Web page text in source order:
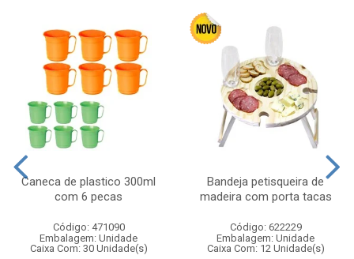
Caneca de plastico 300ml
com 6 pecas
Código: 471090
Embalagem: Unidade
Caixa Com: 30 Unidade(s)
Bandeja petisqueira de
madeira com porta tacas
Código: 622229
Embalagem: Unidade
Caixa Com: 12 Unidade(s)